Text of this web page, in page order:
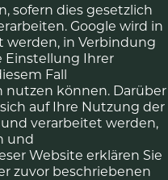
sofern dies gesetzlich
Google wird in
werden, in Verbindung
Einstellung Ihrer
Fall
können. Darüber
auf Ihre Nutzung der
verarbeitet werden,
und
Website erklären Sie
zuvor beschriebenen